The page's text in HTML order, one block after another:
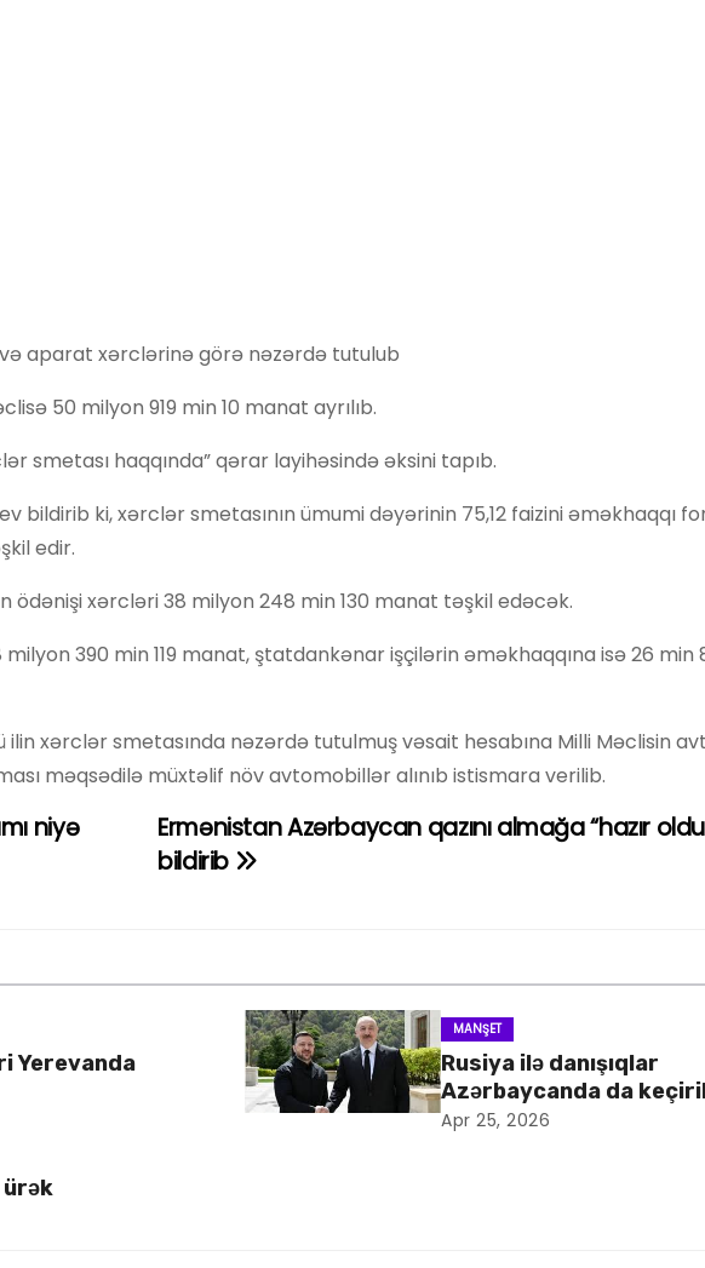
aparat xərclərinə görə nəzərdə tutulub
50 milyon 919 min 10 manat ayrılıb.
smetası haqqında” qərar layihəsində əksini tapıb.
bildirib ki, xərclər smetasının ümumi dəyərinin 75,12 faizini əməkhaqqı
edir.
ödənişi xərcləri 38 milyon 248 min 130 manat təşkil edəcək.
390 min 119 manat, ştatdankənar işçilərin əməkhaqqına isə 26 min
ilin xərclər smetasında nəzərdə tutulmuş vəsait hesabına Milli Məclisin
məqsədilə müxtəlif növ avtomobillər alınıb istismara verilib.
Ermənistan Azərbaycan qazını almağa “hazır
bildirib
niyə
Yerevanda
MANŞET
Rusiya ilə danışıqlar
Azərbaycanda da
Apr 25, 2026